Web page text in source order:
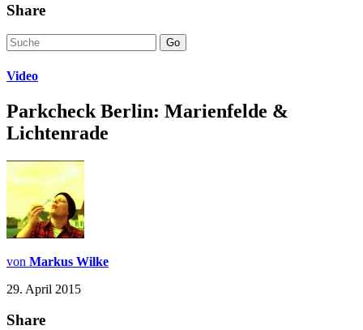
Share
Go
Video
Parkcheck Berlin: Marienfelde &
Lichtenrade
von Markus Wilke
29. April 2015
Share